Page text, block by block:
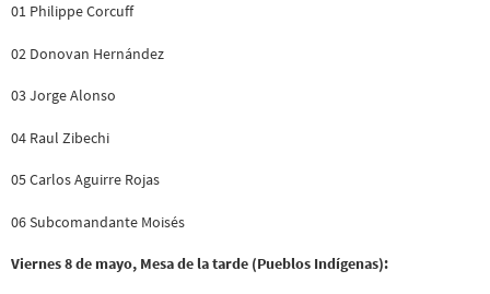
01 Philippe Corcuff
02 Donovan Hernández
03 Jorge Alonso
04 Raul Zibechi
05 Carlos Aguirre Rojas
06 Subcomandante Moisés
Viernes 8 de mayo, Mesa de la tarde (Pueblos Indígenas):